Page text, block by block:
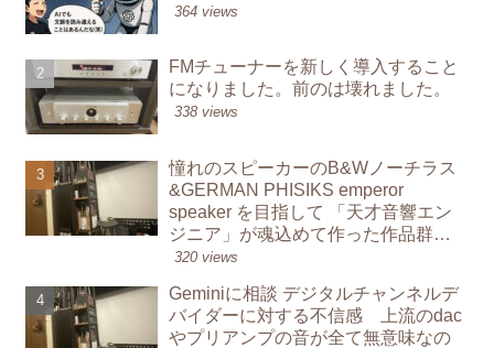
364 views
FMチューナーを新しく導入すること
になりました。前のは壊れました。
338 views
憧れのスピーカーのB&Wノーチラス
&GERMAN PHISIKS emperor
speaker を目指して 「天才音響エン
ジニア」が魂込めて作った作品群か
ら学んでオーディオを鳴らす楽し
320 views
Geminiに相談 デジタルチャンネルデ
バイダーに対する不信感 上流のdac
やプリアンプの音が全て無意味なの